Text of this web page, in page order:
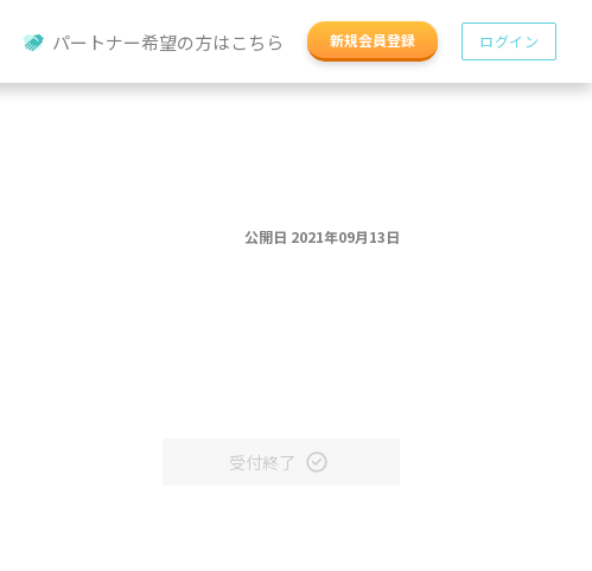
パートナー希望の方はこちら 新規会員登録 ログイン
公開日 2021年09月13日
受付終了